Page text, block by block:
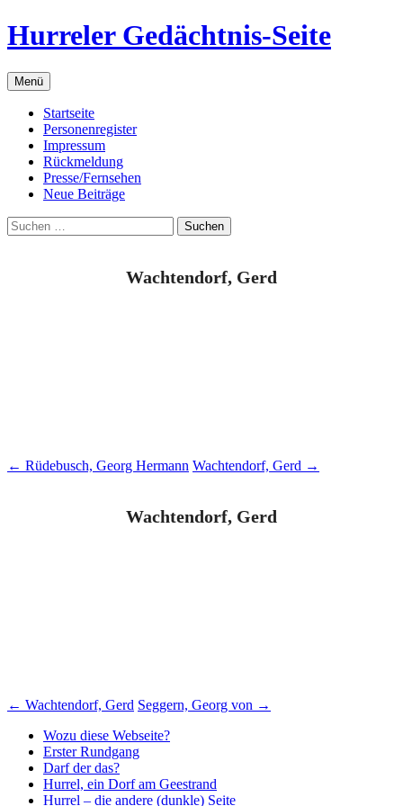
Zum
Inhalt
Hurreler Gedächtnis-Seite
Menü
Startseite
Personenregister
Impressum
Rückmeldung
Presse/Fernsehen
Neue Beiträge
Suchen
nach:
Wachtendorf, Gerd
Beitragsnavigation
← Rüdebusch, Georg Hermann Wachtendorf, Gerd →
Wachtendorf, Gerd
Beitragsnavigation
← Wachtendorf, Gerd Seggern, Georg von →
Wozu diese Webseite?
Erster Rundgang
Darf der das?
Hurrel, ein Dorf am Geestrand
Hurrel – die andere (dunkle) Seite